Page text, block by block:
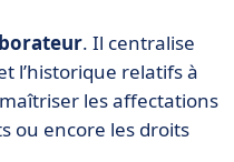
. Il centralise
l’historique relatifs à
les affectations
ou encore les droits